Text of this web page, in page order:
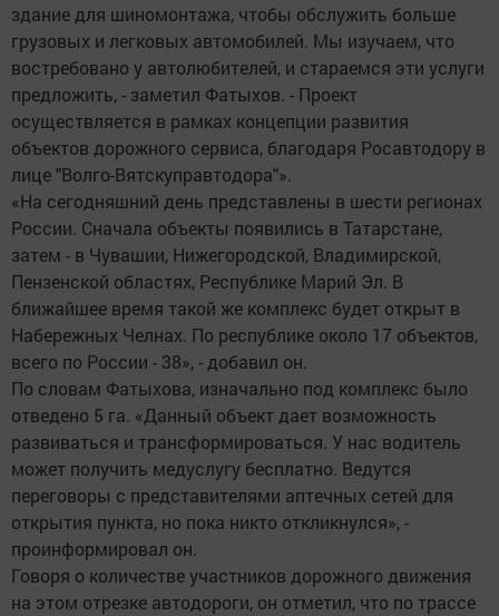
здание для шиномонтажа, чтобы обслужить больше
грузовых и легковых автомобилей. Мы изучаем, что
востребовано у автолюбителей, и стараемся эти услуги
предложить, - заметил Фатыхов. - Проект
осуществляется в рамках концепции развития
объектов дорожного сервиса, благодаря Росавтодору в
лице "Волго-Вятскуправтодора"».
«На сегодняшний день представлены в шести регионах
России. Сначала объекты появились в Татарстане,
затем - в Чувашии, Нижегородской, Владимирской,
Пензенской областях, Республике Марий Эл. В
ближайшее время такой же комплекс будет открыт в
Набережных Челнах. По республике около 17 объектов,
всего по России - 38», - добавил он.
По словам Фатыхова, изначально под комплекс было
отведено 5 га. «Данный объект дает возможность
развиваться и трансформироваться. У нас водитель
может получить медуслугу бесплатно. Ведутся
переговоры с представителями аптечных сетей для
открытия пункта, но пока никто откликнулся», -
проинформировал он.
Говоря о количестве участников дорожного движения
на этом отрезке автодороги, он отметил, что по трассе